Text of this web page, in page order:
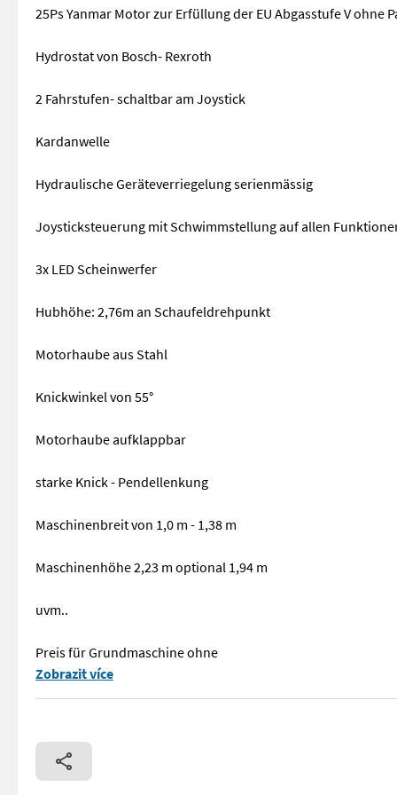
25Ps Yanmar Motor zur Erfüllung der EU Abgasstufe V ohne
Hydrostat von Bosch- Rexroth
2 Fahrstufen- schaltbar am Joystick
Kardanwelle
Hydraulische Geräteverriegelung serienmässig
Joysticksteuerung mit Schwimmstellung auf allen
3x LED Scheinwerfer
Hubhöhe: 2,76m an Schaufeldrehpunkt
Motorhaube aus Stahl
Knickwinkel von 55°
Motorhaube aufklappbar
starke Knick - Pendellenkung
Maschinenbreit von 1,0 m - 1,38 m
Maschinenhöhe 2,23 m optional 1,94 m
uvm..
Preis für Grundmaschine ohne
Thaler Hoflader 2230/S Top Maschine mit: 25Ps Yanmar
Zobrazit více